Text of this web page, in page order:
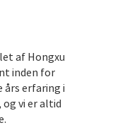
af Hongxu
inden for
erfaring i
vi er altid